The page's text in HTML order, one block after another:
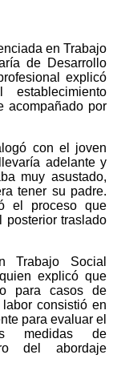
en Trabajo
de Desarrollo
explicó
acompañado por
con el joven
adelante y
muy asustado,
tener su padre.
el proceso que
posterior traslado
Trabajo Social
explicó que
para casos de
consistió en
para evaluar el
medidas de
del abordaje